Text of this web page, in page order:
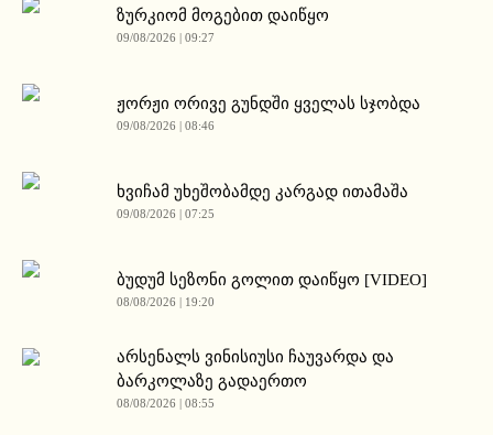
ზურკიომ მოგებით დაიწყო
09/08/2026 | 09:27
ჟორჟი ორივე გუნდში ყველას სჯობდა
09/08/2026 | 08:46
ხვიჩამ უხეშობამდე კარგად ითამაშა
09/08/2026 | 07:25
ბუდუმ სეზონი გოლით დაიწყო [VIDEO]
08/08/2026 | 19:20
არსენალს ვინისიუსი ჩაუვარდა და
ბარკოლაზე გადაერთო
08/08/2026 | 08:55